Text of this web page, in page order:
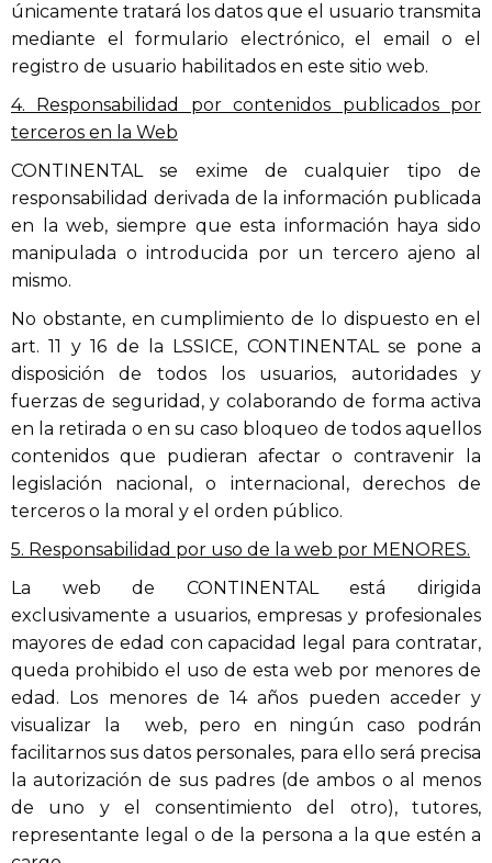
únicamente tratará los datos que el usuario transmita
mediante el formulario electrónico, el email o el
registro de usuario habilitados en este sitio web.
4. Responsabilidad por contenidos publicados por
terceros en la Web
CONTINENTAL se exime de cualquier tipo de
responsabilidad derivada de la información publicada
en la web, siempre que esta información haya sido
manipulada o introducida por un tercero ajeno al
mismo.
No obstante, en cumplimiento de lo dispuesto en el
art. 11 y 16 de la LSSICE, CONTINENTAL se pone a
disposición de todos los usuarios, autoridades y
fuerzas de seguridad, y colaborando de forma activa
en la retirada o en su caso bloqueo de todos aquellos
contenidos que pudieran afectar o contravenir la
legislación nacional, o internacional, derechos de
terceros o la moral y el orden público.
5. Responsabilidad por uso de la web por MENORES.
La web de CONTINENTAL está dirigida
exclusivamente a usuarios, empresas y profesionales
mayores de edad con capacidad legal para contratar,
queda prohibido el uso de esta web por menores de
edad. Los menores de 14 años pueden acceder y
visualizar la web, pero en ningún caso podrán
facilitarnos sus datos personales, para ello será precisa
la autorización de sus padres (de ambos o al menos
de uno y el consentimiento del otro), tutores,
representante legal o de la persona a la que estén a